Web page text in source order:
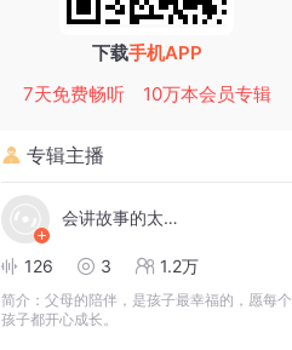
下载手机APP
7天免费畅听
10万本会员专辑
专辑主播
会讲故事的太阳姐姐
126 3 1.2万
简介： 父母的陪伴，是孩子最幸福的，愿每个
孩子都开心成长。